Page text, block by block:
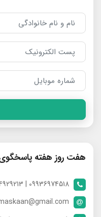
هفت روز هفته
09936974518 | 09024929213 | 09398370112